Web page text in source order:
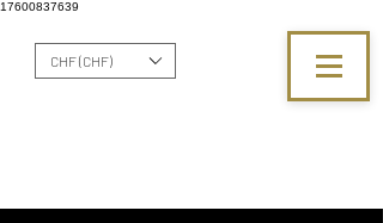
17600837639
CHF (CHF)